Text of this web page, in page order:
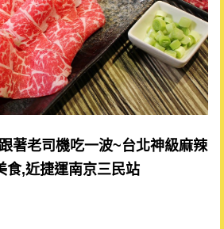
著老司機吃一波~台北神級麻辣
食,近捷運南京三民站